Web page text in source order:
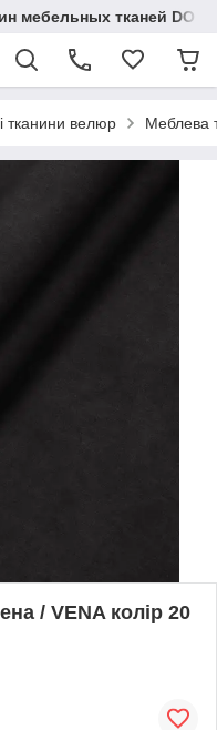
мебельных тканей
тканини велюр Меблева
/ VENA колір 20